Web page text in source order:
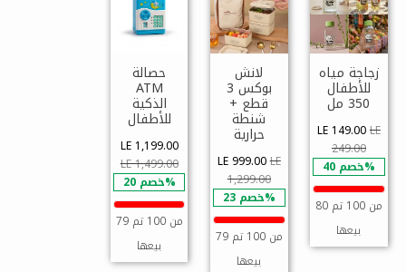
زجاجة مياه
للأطفال
350 مل
LE 149.00LE
249.00
خصم 40%
80 من 100 تم
بيعها
لانش
بوكس 3
قطع +
شنطة
حرارية
LE 999.00LE
1,299.00
خصم 23%
79 من 100 تم
بيعها
حصالة
ATM
الذكية
للأطفال
LE 1,199.00
LE 1,499.00
خصم 20%
79 من 100 تم
بيعها